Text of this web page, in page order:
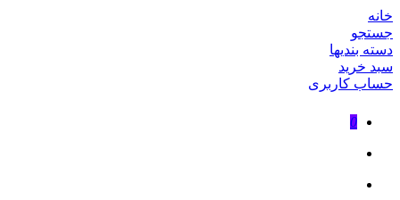
خانه
جستجو
دسته بندیها
سبد خرید
حساب کاربری
0